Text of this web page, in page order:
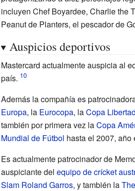
incluyen Chef Boyardee, Charlie the
Peanutde Planters, el pescador de
Auspicios deportivos
Mastercard actualmente auspicia al
país.
Además la compañía es
Europa, la Eurocopa, laCopa
también por primera vez laCopa
Mundial de Fútbol hasta el 2007,
Es actualmente patrocinador de
auspiciante del equipo de crícket
Slam Roland Garros, y también la